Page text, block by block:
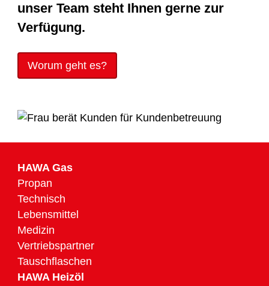
unser Team steht Ihnen gerne zur
Verfügung.
Worum geht es?
HAWA Gas
Propan
Technisch
Lebensmittel
Medizin
Vertriebspartner
Tauschflaschen
HAWA Heizöl